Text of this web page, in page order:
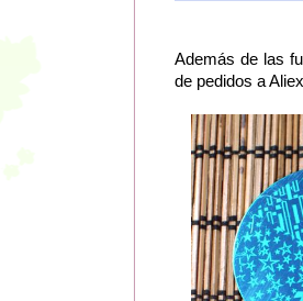
Además de las
de pedidos a